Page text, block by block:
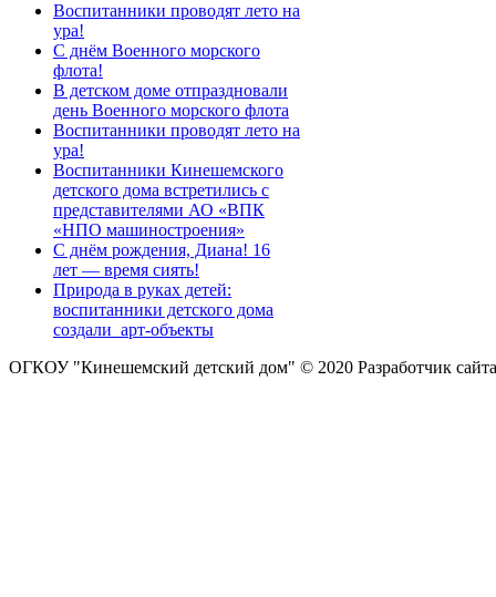
Воспитанники проводят лето на
ура!
С днём Военного морского
флота!
В детском доме отпраздновали
день Военного морского флота
Воспитанники проводят лето на
ура!
Воспитанники Кинешемского
детского дома встретились с
представителями АО «ВПК
«НПО машиностроения»
С днём рождения, Диана! 16
лет — время сиять!
Природа в руках детей:
воспитанники детского дома
создали арт-объекты
ОГКОУ "Кинешемский детский дом" © 2020 Разработчик